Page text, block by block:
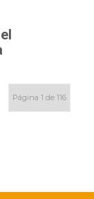
Página 1 de 116